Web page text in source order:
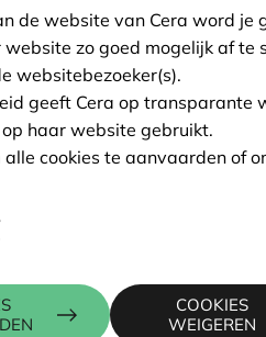
te
de website van Cera word je
zo goed mogelijk af te
websitebezoeker(s).
geeft Cera op
haar website gebruikt.
alle cookies te aanvaarden of
COOKIES
WEIGEREN